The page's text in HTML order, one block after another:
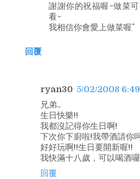
謝謝你的祝福喔~做菜
看~
我相信你會愛上做菜喔^^
回覆
ryan30 5/02/2008 6:49
兄弟..
生日快樂!!
我都沒記得你生日啊!
下次你下廚啦!我帶酒請你
好好玩啊!!生日要開新喔!!
我快滿十八歲，可以喝酒囉
回覆